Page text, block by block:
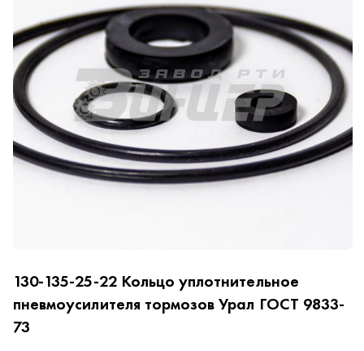
130-135-25-22 Кольцо уплотнительное
пневмоусилителя тормозов Урал ГОСТ 9833-
73